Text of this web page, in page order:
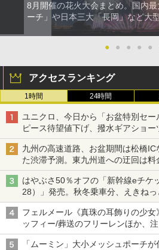
8月開催の花火大会まとめ。国内
ーチ」や日本三大「長岡」など大
● ● ● ● ●
アクセスランキング
1時間 24時間
ユニクロ、今日から「お盆特別セ
ピース待望値下げ、撥水ギアショー
九州の高速道路、お盆期間は松橋
た渋滞予測。東九州道への迂回は料
はやぶさ50％オフの「新幹線eチケ
28）」発売。秋冬乗車分、えきねっ
フェルメール《真珠の耳飾りの少女
ッフィー/葬送のフリーレンほか、
「ムーミン」大小メッシュポーチ